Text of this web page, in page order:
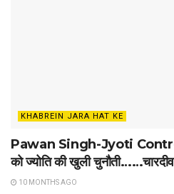
KHABREIN JARA HAT KE
Pawan Singh-Jyoti
को ज्योति की खुली
10 MONTHS AGO